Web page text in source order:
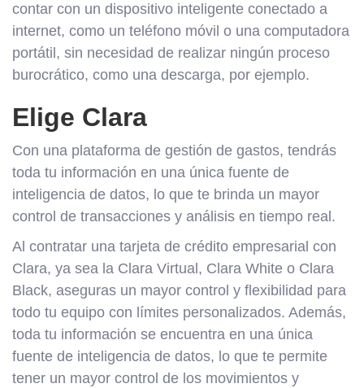
contar con un dispositivo inteligente conectado a
internet, como un teléfono móvil o una computadora
portátil, sin necesidad de realizar ningún proceso
burocrático, como una descarga, por ejemplo.
Elige Clara
Con una plataforma de gestión de gastos, tendrás
toda tu información en una única fuente de
inteligencia de datos, lo que te brinda un mayor
control de transacciones y análisis en tiempo real.
Al contratar una tarjeta de crédito empresarial con
Clara, ya sea la Clara Virtual, Clara White o Clara
Black, aseguras un mayor control y flexibilidad para
todo tu equipo con límites personalizados. Además,
toda tu información se encuentra en una única
fuente de inteligencia de datos, lo que te permite
tener un mayor control de los movimientos y